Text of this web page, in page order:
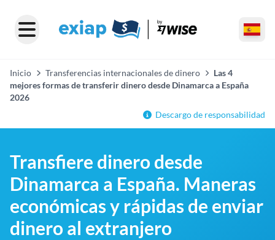
Inicio Transferencias internacionales de dinero
Las 4
mejores formas de transferir dinero desde Dinamarca a España
2026
Descargo de responsabilidad
Transfiere dinero desde
Dinamarca a España. Maneras
económicas y rápidas de enviar
dinero al extranjero